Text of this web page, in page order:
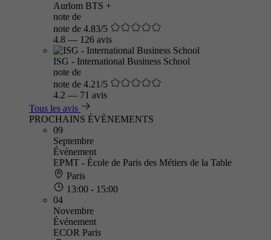
Aurlom BTS +
note de
note de 4.83/5
4.8 — 126 avis
ISG - International Business School
note de
note de 4.21/5
4.2 — 71 avis
Tous les avis
PROCHAINS ÉVÈNEMENTS
09
Septembre
Événement
EPMT - École de Paris des Métiers de la Table
Paris
13:00 - 15:00
04
Novembre
Événement
ECOR Paris